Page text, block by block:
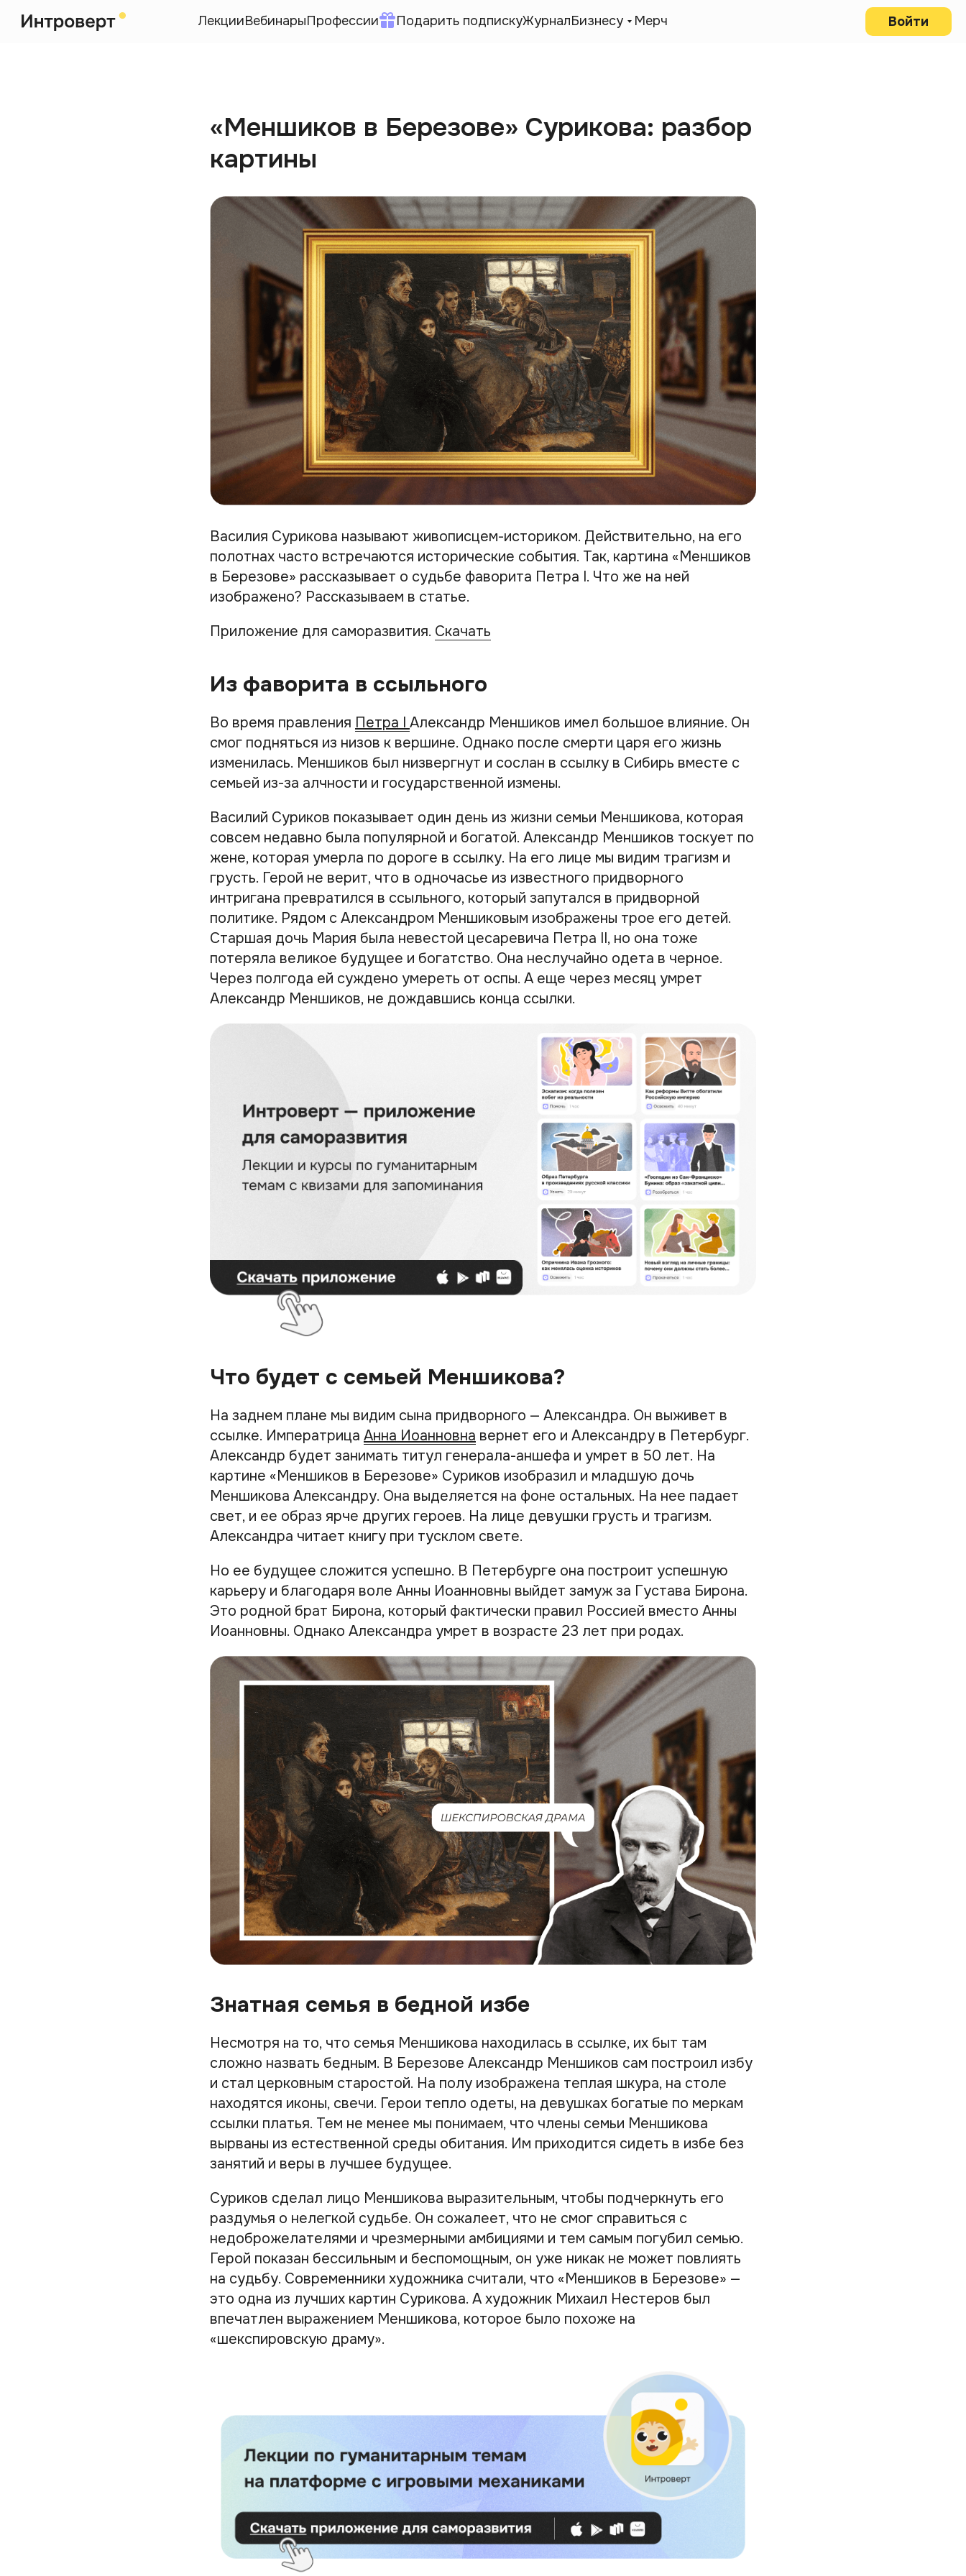
ЛекцииВебинарыПрофессии Подарить подпискуЖурналБизнесу Мерч Войти
«Меншиков в Березове» Сурикова: разбор
картины
Василия Сурикова называют живописцем-историком. Действительно, на его
полотнах часто встречаются исторические события. Так, картина «Меншиков
в Березове» рассказывает о судьбе фаворита Петра I. Что же на ней
изображено? Рассказываем в статье.
Приложение для саморазвития. Скачать
Из фаворита в ссыльного
Во время правления Петра I Александр Меншиков имел большое влияние. Он
смог подняться из низов к вершине. Однако после смерти царя его жизнь
изменилась. Меншиков был низвергнут и сослан в ссылку в Сибирь вместе с
семьей из-за алчности и государственной измены.
Василий Суриков показывает один день из жизни семьи Меншикова, которая
совсем недавно была популярной и богатой. Александр Меншиков тоскует по
жене, которая умерла по дороге в ссылку. На его лице мы видим трагизм и
грусть. Герой не верит, что в одночасье из известного придворного
интригана превратился в ссыльного, который запутался в придворной
политике. Рядом с Александром Меншиковым изображены трое его детей.
Старшая дочь Мария была невестой цесаревича Петра II, но она тоже
потеряла великое будущее и богатство. Она неслучайно одета в черное.
Через полгода ей суждено умереть от оспы. А еще через месяц умрет
Александр Меншиков, не дождавшись конца ссылки.
Что будет с семьей Меншикова?
На заднем плане мы видим сына придворного — Александра. Он выживет в
ссылке. Императрица Анна Иоанновна вернет его и Александру в Петербург.
Александр будет занимать титул генерала-аншефа и умрет в 50 лет. На
картине «Меншиков в Березове» Суриков изобразил и младшую дочь
Меншикова Александру. Она выделяется на фоне остальных. На нее падает
свет, и ее образ ярче других героев. На лице девушки грусть и трагизм.
Александра читает книгу при тусклом свете.
Но ее будущее сложится успешно. В Петербурге она построит успешную
карьеру и благодаря воле Анны Иоанновны выйдет замуж за Густава Бирона.
Это родной брат Бирона, который фактически правил Россией вместо Анны
Иоанновны. Однако Александра умрет в возрасте 23 лет при родах.
Знатная семья в бедной избе
Несмотря на то, что семья Меншикова находилась в ссылке, их быт там
сложно назвать бедным. В Березове Александр Меншиков сам построил избу
и стал церковным старостой. На полу изображена теплая шкура, на столе
находятся иконы, свечи. Герои тепло одеты, на девушках богатые по меркам
ссылки платья. Тем не менее мы понимаем, что члены семьи Меншикова
вырваны из естественной среды обитания. Им приходится сидеть в избе без
занятий и веры в лучшее будущее.
Суриков сделал лицо Меншикова выразительным, чтобы подчеркнуть его
раздумья о нелегкой судьбе. Он сожалеет, что не смог справиться с
недоброжелателями и чрезмерными амбициями и тем самым погубил семью.
Герой показан бессильным и беспомощным, он уже никак не может повлиять
на судьбу. Современники художника считали, что «Меншиков в Березове» —
это одна из лучших картин Сурикова. А художник Михаил Нестеров был
впечатлен выражением Меншикова, которое было похоже на
«шекспировскую драму».